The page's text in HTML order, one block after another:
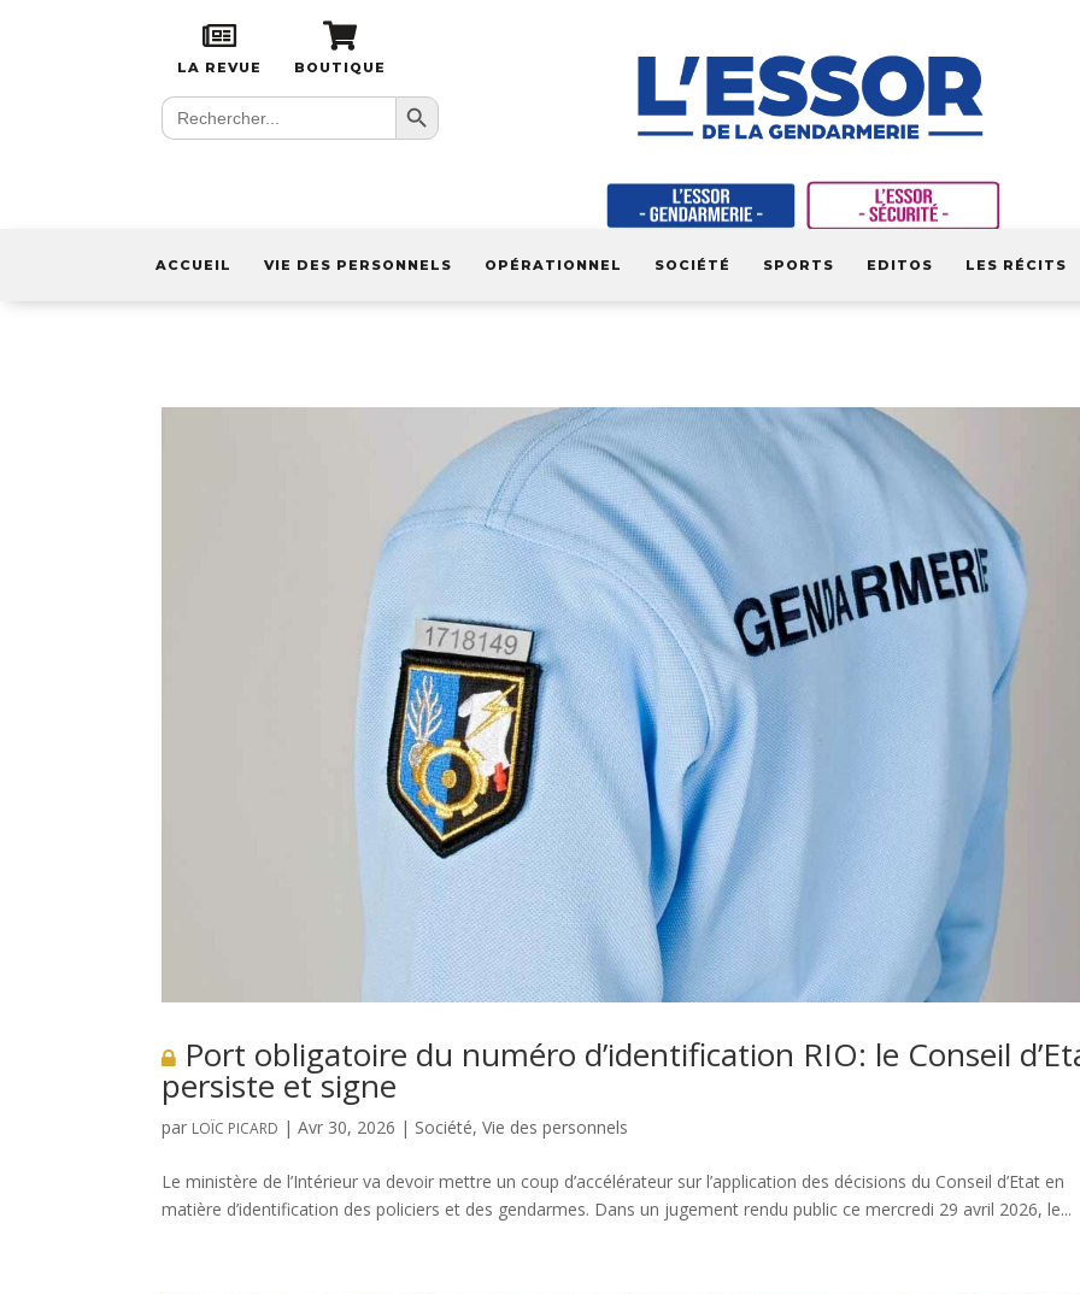
LA REVUE BOUTIQUE
Search
for:
Search Button
ACCUEIL VIE DES PERSONNELS OPÉRATIONNEL SOCIÉTÉ SPORTS EDITOS LES RÉCITS
Port obligatoire du numéro d’identification RIO: le Conseil
persiste et signe
par LOÏC PICARD |Avr 30, 2026 | Société,Vie des personnels
Le ministère de l’Intérieur va devoir mettre un coup d’accélérateur sur l’application des décisions du Conseil d’Etat en
matière d’identification des policiers et des gendarmes. Dans un jugement rendu public ce mercredi 29 avril 2026, le...